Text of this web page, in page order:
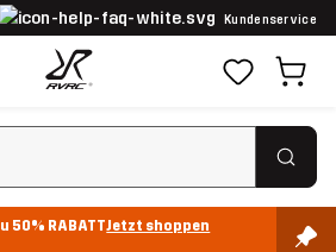
Kundenservice
50% RABATTJetzt shoppen